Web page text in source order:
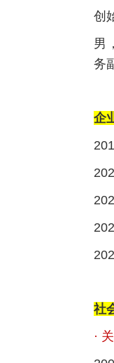
创
男
务
企
社
·